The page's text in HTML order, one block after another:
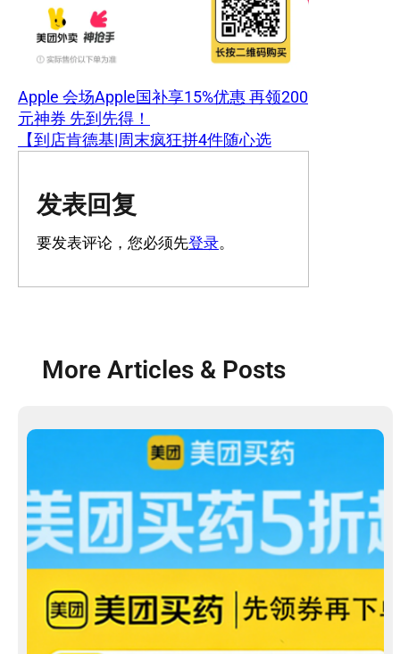
Apple 会场Apple国补享15%优惠 再领200
元神券 先到先得！
【到店肯德基|周末疯狂拼4件随心选
发表回复
要发表评论，您必须先登录。
More Articles & Posts